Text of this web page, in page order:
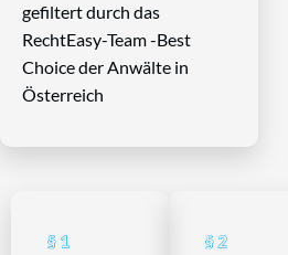
gefiltert durch das
RechtEasy-Team -Best
Choice der Anwälte in
Österreich